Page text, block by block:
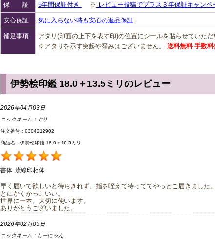
保 証 5年間保証付き ※ レビュー投稿でプラス３年保証キャンペ
安心保証 気に入らない時も安心の返品保証
補足事項
アタリ(印面の上下を表す印)の位置にシールを貼らせていただ
※アタリを示す突起や窪みはございません。 送料無料 手数料
伊勢桧印鑑 18.0＋13.5ミリのレビュー
2026年04月03日
ニックネーム： ぐり
注文番号：0304212902
商品名：伊勢桧印鑑 18.0＋16.5ミリ
書体: 流線印相体
早く届いて欲しいと待ちきれず、指を咥えて待っててやっとこ届きました
とにかくかっこいい。
世界に一本。大切に使います。
ありがとうございました。
2026年02月05日
ニックネーム： しーにゃん